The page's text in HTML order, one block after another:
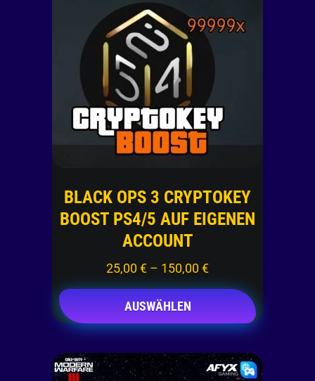
BLACK OPS 3 CRYPTOKEY
BOOST PS4/5 AUF EIGENEN
ACCOUNT
25,00 € – 150,00 €
AUSWÄHLEN